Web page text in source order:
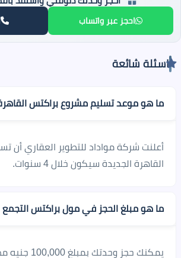
احجز عبر واتساب
اسئلة شائعة
ما هو موعد تسليم مشروع براكتس
أعلنت شركة مواداد للتطوير العقاري أن
القاهرة الجديدة سيكون خلال 4 سنوات.
ما هو مبلغ الحجز في مول براكتس
يمكنك حجز وحدتك